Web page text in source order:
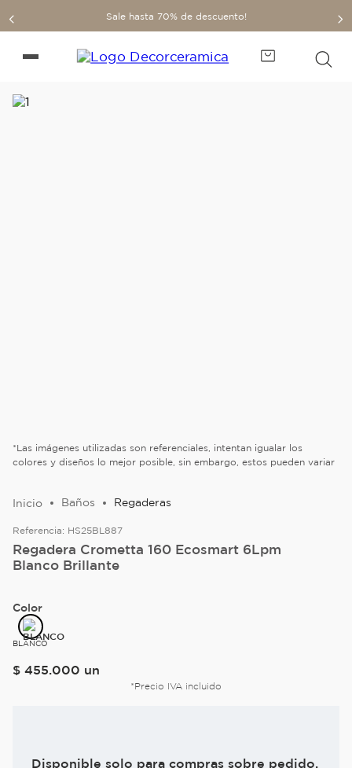
Sale hasta 70% de descuento!
*Las imágenes utilizadas son referenciales, intentan igualar los
colores y diseños lo mejor posible, sin embargo, estos pueden variar
Baños Regaderas
Referencia: HS25BL887
Regadera Crometta 160 Ecosmart 6Lpm
Blanco Brillante
Color
BLANCO
$ 455.000 un
*Precio IVA incluido
Disponible solo para compras sobre pedido.